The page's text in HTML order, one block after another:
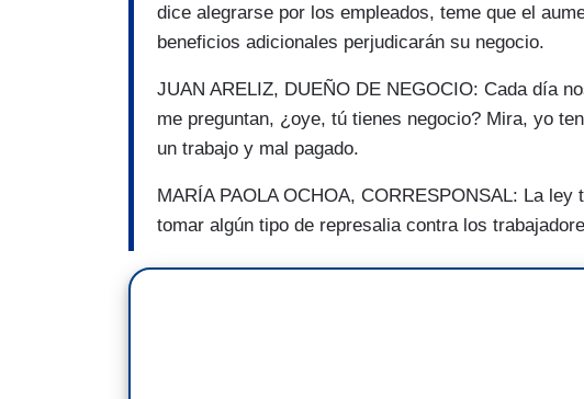
dice alegrarse por los empleados, teme que el
beneficios adicionales perjudicarán su negocio.
JUAN ARELIZ, DUEÑO DE NEGOCIO: Cada día
me preguntan, ¿oye, tú tienes negocio? Mira, yo
un trabajo y mal pagado.
MARÍA PAOLA OCHOA, CORRESPONSAL: La
tomar algún tipo de represalia contra los